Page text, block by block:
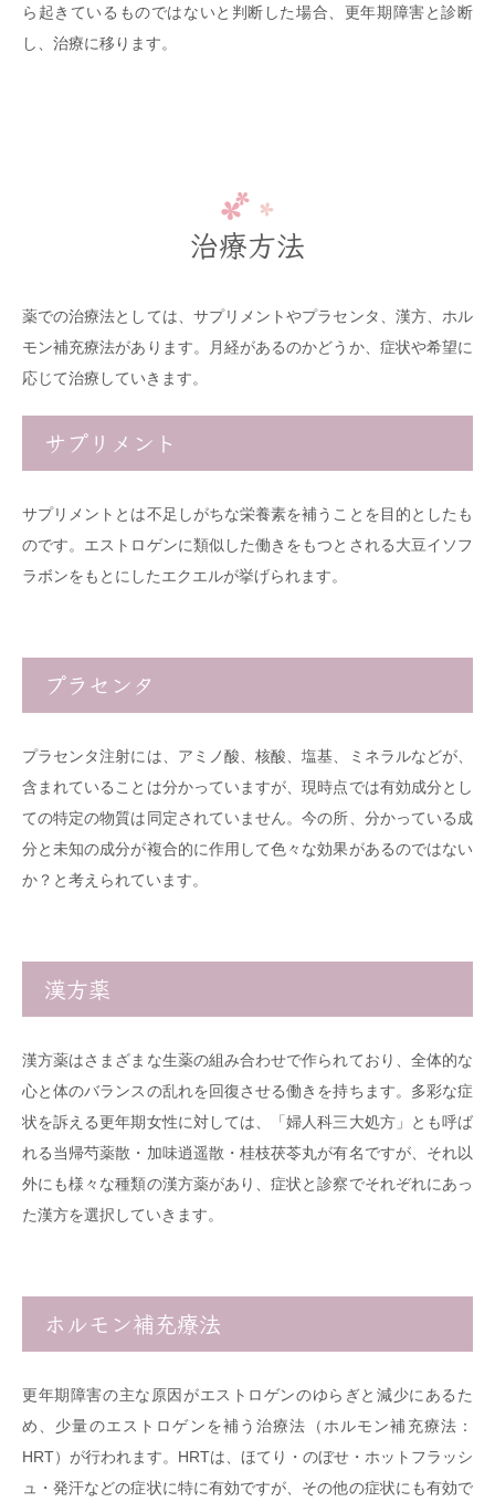
ら起きているものではないと判断した場合、更年期障害と診断
し、治療に移ります。
治療方法
薬での治療法としては、サプリメントやプラセンタ、漢方、ホル
モン補充療法があります。月経があるのかどうか、症状や希望に
応じて治療していきます。
サプリメント
サプリメントとは不足しがちな栄養素を補うことを目的としたも
のです。エストロゲンに類似した働きをもつとされる大豆イソフ
ラボンをもとにしたエクエルが挙げられます。
プラセンタ
プラセンタ注射には、アミノ酸、核酸、塩基、ミネラルなどが、
含まれていることは分かっていますが、現時点では有効成分とし
ての特定の物質は同定されていません。今の所、分かっている成
分と未知の成分が複合的に作用して色々な効果があるのではない
か？と考えられています。
漢方薬
漢方薬はさまざまな生薬の組み合わせで作られており、全体的な
心と体のバランスの乱れを回復させる働きを持ちます。多彩な症
状を訴える更年期女性に対しては、「婦人科三大処方」とも呼ば
れる当帰芍薬散・加味逍遥散・桂枝茯苓丸が有名ですが、それ以
外にも様々な種類の漢方薬があり、症状と診察でそれぞれにあっ
た漢方を選択していきます。
ホルモン補充療法
更年期障害の主な原因がエストロゲンのゆらぎと減少にあるた
め、少量のエストロゲンを補う治療法（ホルモン補充療法：
HRT）が行われます。HRTは、ほてり・のぼせ・ホットフラッシ
ュ・発汗などの症状に特に有効ですが、その他の症状にも有効で